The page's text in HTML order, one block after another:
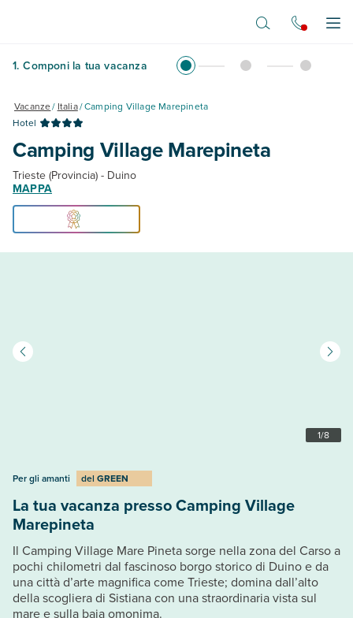
1. Componi la tua vacanza
Vacanze/ Italia/Camping Village Marepineta
Hotel
Camping Village Marepineta
Trieste (Provincia) - Duino
MAPPA
1/8
Per gli amanti del GREEN
La tua vacanza presso Camping Village
Marepineta
Il Camping Village Mare Pineta sorge nella zona del Carso a
pochi chilometri dal fascinoso borgo storico di Duino e da
una città d’arte magnifica come Trieste; domina dall’alto
della scogliera di Sistiana con una straordinaria vista sul
mare e sulla baia omonima.